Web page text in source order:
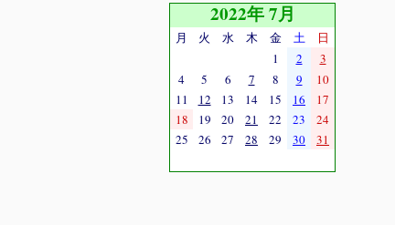
2022年 7月
月 火 水 木 金 土
日
1
2
3
4
5 6 7 8 9
10
11
12 13 14 15 16
17
18
19 20 21 22 23
24
25
26 27 28 29 30 31